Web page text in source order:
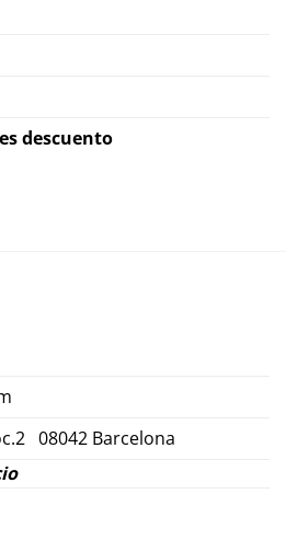
descuento
08042 Barcelona